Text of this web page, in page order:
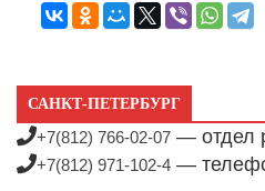
САНКТ-ПЕТЕРБУРГ
+7(812) 766-02-07 — отдел
+7(812) 971-102-4 —